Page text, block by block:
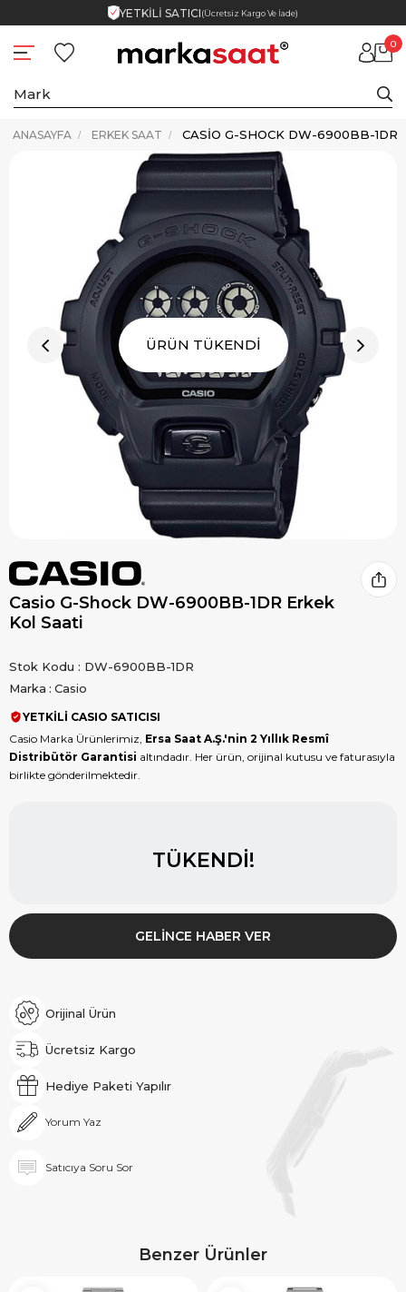
YETKİLİ SATICI(Ücretsiz Kargo Ve İade)
0
ANASAYFA ERKEK SAAT
ÜRÜN TÜKENDİ
Casio G-Shock DW-6900BB-1DR Erkek
Kol Saati
Stok Kodu
DW-6900BB-1DR
Marka : Casio
YETKİLİ CASIO SATICISI
Casio Marka Ürünlerimiz, Ersa Saat A.Ş.'nin 2 Yıllık Resmî
Distribütör Garantisi altındadır. Her ürün, orijinal kutusu ve faturasıyla
birlikte gönderilmektedir.
TÜKENDI!
GELINCE HABER VER
Orijinal Ürün
Ücretsiz Kargo
Hediye Paketi Yapılır
Yorum Yaz
Satıcıya Soru Sor
Benzer Ürünler